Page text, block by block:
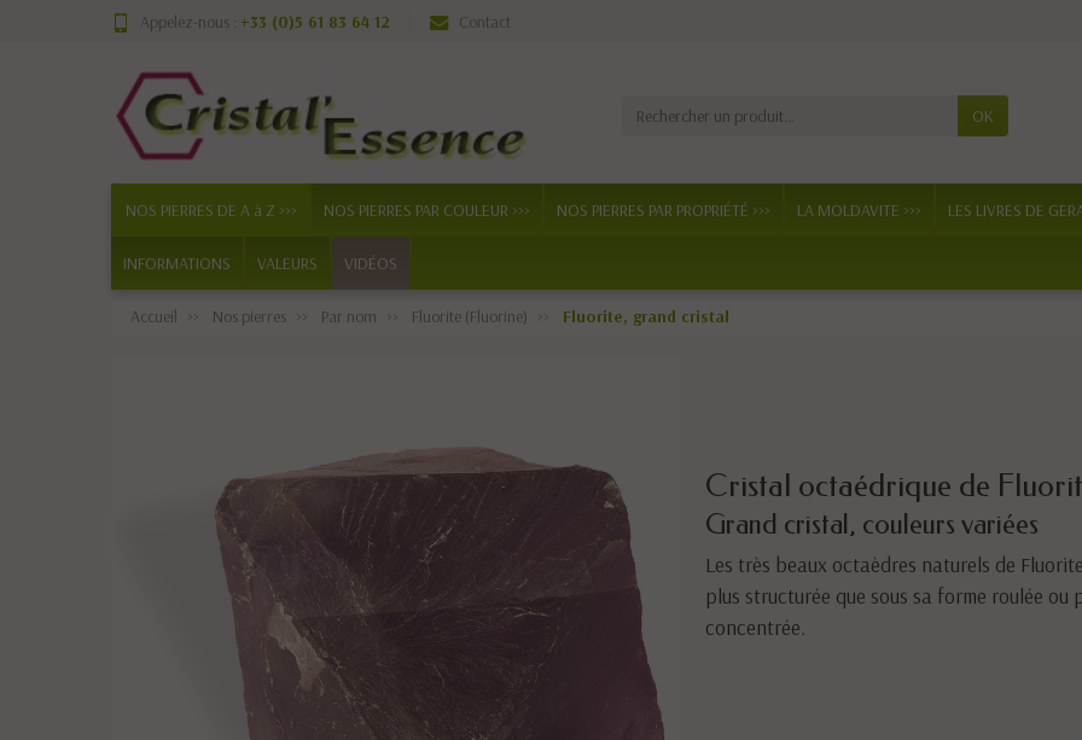
Appelez-nous : +33 (0)5 61 83 64 12 Contact
OK
NOS PIERRES DE A à Z >>> NOS PIERRES PAR COULEUR >>> NOS PIERRES PAR PROPRIÉTÉ >>> LA MOLDAVITE >>> LES LIVRES DE
INFORMATIONS VALEURS VIDÉOS
Accueil Nos pierres Par nom Fluorite (Fluorine) Fluorite, grand cristal
Cristal octaédrique de
Grand cristal, couleurs variées
Les très beaux octaèdres naturels de
plus structurée que sous sa forme roulée
concentrée.